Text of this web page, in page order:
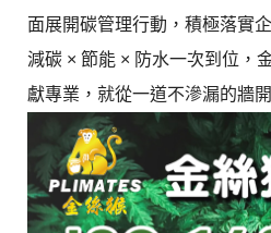
面展開碳管理行動，積極落實
減碳 × 節能 × 防水一次到位，
獻專業，就從一道不滲漏的牆開